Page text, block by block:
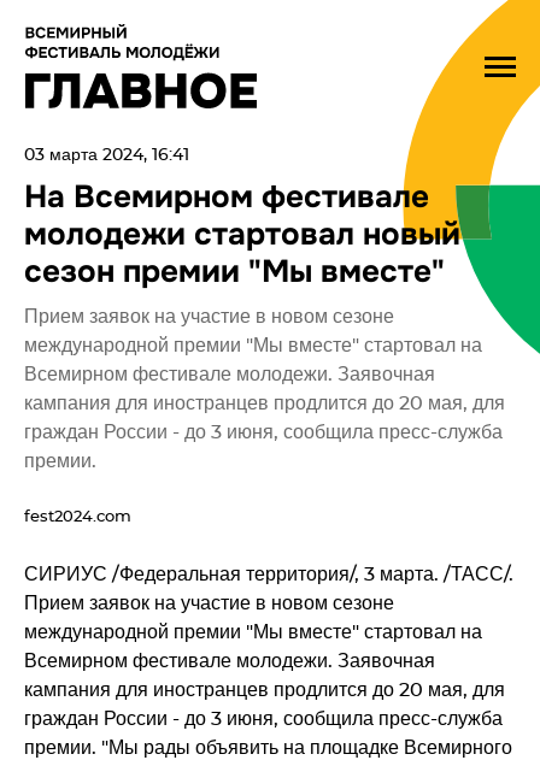
03 марта 2024, 16:41
На Всемирном фестивале
молодежи стартовал новый
сезон премии "Мы вместе"
Прием заявок на участие в новом сезоне
международной премии "Мы вместе" стартовал на
Всемирном фестивале молодежи. Заявочная
кампания для иностранцев продлится до 20 мая, для
граждан России - до 3 июня, сообщила пресс-служба
премии.
fest2024.com
СИРИУС /Федеральная территория/, 3 марта. /ТАСС/.
Прием заявок на участие в новом сезоне
международной премии "Мы вместе" стартовал на
Всемирном фестивале молодежи. Заявочная
кампания для иностранцев продлится до 20 мая, для
граждан России - до 3 июня, сообщила пресс-служба
премии. "Мы рады объявить на площадке Всемирного